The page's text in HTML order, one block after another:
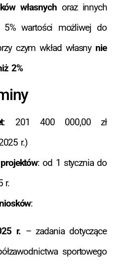
własnychoraz innych
5% wartości możliwej do
czym wkład własny nie
2%
: 201 400 000,00 zł
r.)
: od 1 stycznia do
r.
:
r. – zadania dotyczące
sportowego